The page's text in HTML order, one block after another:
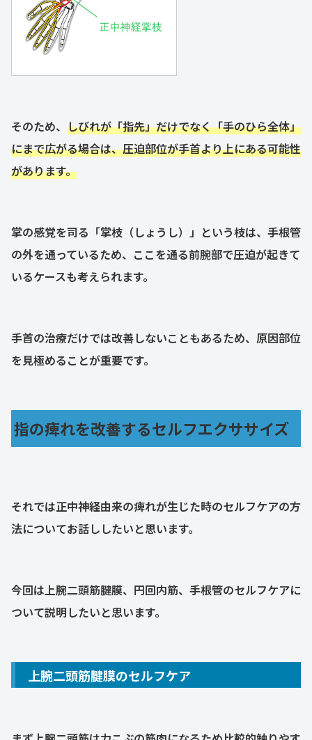
そのため、 しびれが「指先」だけでなく「手のひら全体」
にまで広がる場合は、圧迫部位が手首より上にある可能性
があります。
掌の感覚を司る「掌枝（しょうし）」という枝は、手根管
の外を通っているため、ここを通る前腕部で圧迫が起きて
いるケースも考えられます。
手首の治療だけでは改善しないこともあるため、原因部位
を見極めることが重要です。
指の痺れを改善するセルフエクササイズ
それでは正中神経由来の痺れが生じた時のセルフケアの方
法についてお話ししたいと思います。
今回は上腕二頭筋腱膜、円回内筋、手根管のセルフケアに
ついて説明したいと思います。
上腕二頭筋腱膜のセルフケア